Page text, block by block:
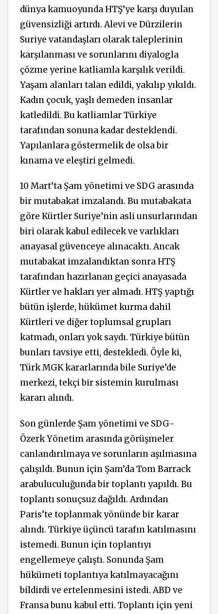
dünya kamuoyunda HTŞ’ye karşı duyulan
güvensizliği artırdı. Alevi ve Dürzilerin
Suriye vatandaşları olarak taleplerinin
karşılanması ve sorunlarını diyalogla
çözme yerine katliamla karşılık verildi.
Yaşam alanları talan edildi, yakılıp yıkıldı.
Kadın çocuk, yaşlı demeden insanlar
katledildi. Bu katliamlar Türkiye
tarafından sonuna kadar desteklendi.
Yapılanlara göstermelik de olsa bir
kınama ve eleştiri gelmedi.
10 Mart’ta Şam yönetimi ve SDG arasında
bir mutabakat imzalandı. Bu mutabakata
göre Kürtler Suriye’nin asli unsurlarından
biri olarak kabul edilecek ve varlıkları
anayasal güvenceye alınacaktı. Ancak
mutabakat imzalandıktan sonra HTŞ
tarafından hazırlanan geçici anayasada
Kürtler ve hakları yer almadı. HTŞ yaptığı
bütün işlerde, hükümet kurma dahil
Kürtleri ve diğer toplumsal grupları
katmadı, onları yok saydı. Türkiye bütün
bunları tavsiye etti, destekledi. Öyle ki,
Türk MGK kararlarında bile Suriye’de
merkezi, tekçi bir sistemin kurulması
kararı alındı.
Son günlerde Şam yönetimi ve SDG-
Özerk Yönetim arasında görüşmeler
canlandırılmaya ve sorunların aşılmasına
çalışıldı. Bunun için Şam’da Tom Barrack
arabuluculuğunda bir toplantı yapıldı. Bu
toplantı sonuçsuz dağıldı. Ardından
Paris’te toplanmak yönünde bir karar
alındı. Türkiye üçüncü tarafın katılmasını
istemedi. Bunun için toplantıyı
engellemeye çalıştı. Sonunda Şam
hükümeti toplantıya katılmayacağını
bildirdi ve ertelenmesini istedi. ABD ve
Fransa bunu kabul etti. Toplantı için yeni